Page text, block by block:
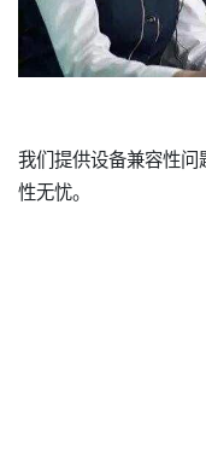
我们提供设备兼容性
性无忧。